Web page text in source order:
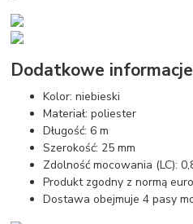
Dodatkowe informacje
Kolor: niebieski
Materiał: poliester
Długość: 6 m
Szerokość: 25 mm
Zdolność mocowania (LC):
Produkt zgodny z normą
Dostawa obejmuje 4 pasy